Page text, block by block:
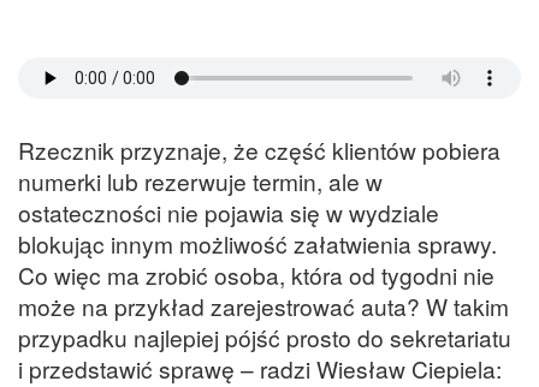
Rzecznik przyznaje, że część klientów pobiera
numerki lub rezerwuje termin, ale w
ostateczności nie pojawia się w wydziale
blokując innym możliwość załatwienia sprawy.
Co więc ma zrobić osoba, która od tygodni nie
może na przykład zarejestrować auta? W takim
przypadku najlepiej pójść prosto do sekretariatu
i przedstawić sprawę – radzi Wiesław Ciepiela: